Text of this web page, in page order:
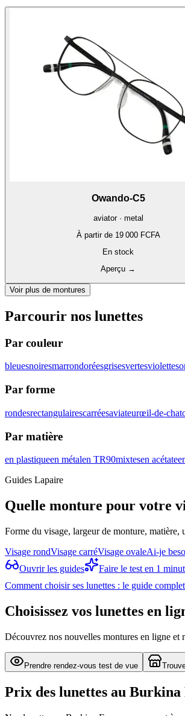
Owando-C5
aviator · metal
À partir de 19 000 FCFA
En stock
Aperçu →
Voir plus de montures
Parcourir nos lunettes
Par couleur
bleuesnoiresmarrondoréesgrisesvertesviolettes
Par forme
rondesrectangulairescarréesaviateurœil-de-chat
Par matière
en plastiqueen métalen TR90mixtesen acétate
Guides Lapaire
Quelle monture pour votre
Forme du visage, largeur de monture,
Visage rondVisage carréVisage ovaleAi-je
Ouvrir les guides
Faire le test en 1
Comment choisir ses lunettes : le guide complet
Choisissez vos lunettes en
Découvrez nos nouvelles montures en ligne et
Prendre rendez-vous test de vue
Prix des lunettes au Burkina